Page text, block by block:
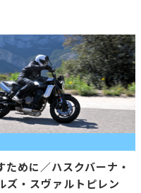
ために／ハスクバーナ・
ズ・スヴァルトピレン